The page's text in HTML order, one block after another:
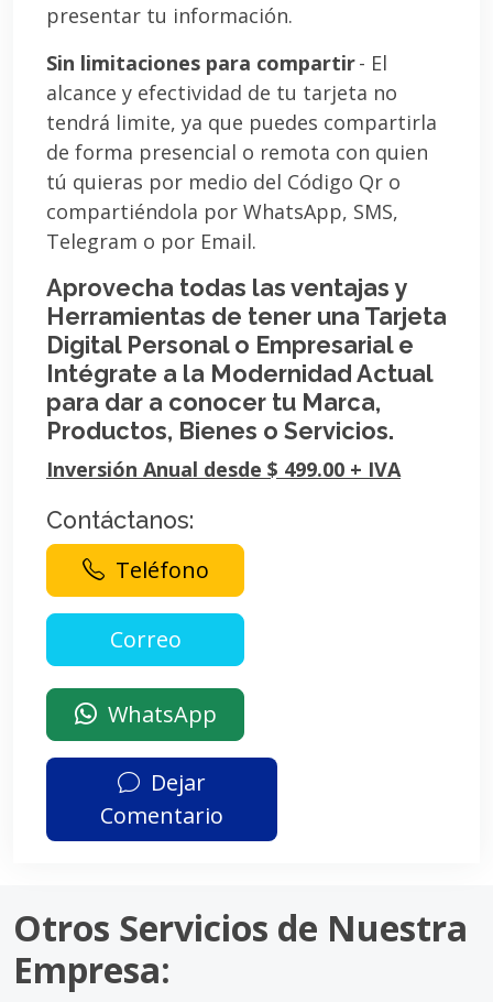
presentar tu información.
Sin limitaciones para compartir- El
alcance y efectividad de tu tarjeta no
tendrá limite, ya que puedes compartirla
de forma presencial o remota con quien
tú quieras por medio del Código Qr o
compartiéndola por WhatsApp, SMS,
Telegram o por Email.
Aprovecha todas las ventajas y
Herramientas de tener una Tarjeta
Digital Personal o Empresarial e
Intégrate a la Modernidad Actual
para dar a conocer tu Marca,
Productos, Bienes o Servicios.
Inversión Anual desde $ 499.00 + IVA
Contáctanos:
Teléfono
WhatsApp
Dejar
Comentario
Otros Servicios de Nuestra
Empresa: